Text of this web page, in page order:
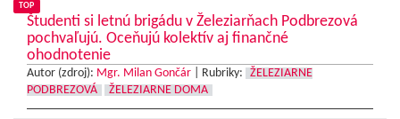
TOP
Študenti si letnú brigádu v Železiarňach Podbrezová
pochvaľujú. Oceňujú kolektív aj finančné
ohodnotenie
Autor (zdroj): Mgr. Milan Gončár Rubriky:
ŽELEZIARNE
PODBREZOVÁ
ŽELEZIARNE DOMA